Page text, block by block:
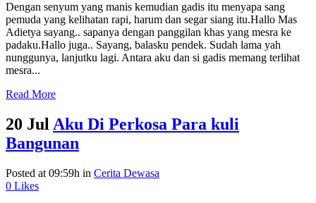
Dengan senyum yang manis kemudian gadis itu menyapa sang
pemuda yang kelihatan rapi, harum dan segar siang itu.Hallo Mas
Adietya sayang.. sapanya dengan panggilan khas yang mesra ke
padaku.Hallo juga.. Sayang, balasku pendek. Sudah lama yah
nunggunya, lanjutku lagi. Antara aku dan si gadis memang terlihat
mesra...
Read More
20 JulAku Di Perkosa Para kuli
Bangunan
Posted at 09:59h in Cerita Dewasa
0 Likes